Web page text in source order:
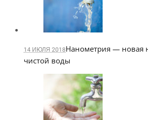
14 ИЮЛЯ 2018Нанометрия — новая
чистой воды